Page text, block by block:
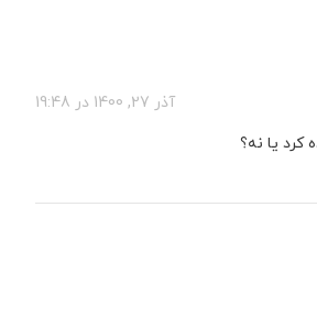
آذر 27, 1400 در 19:48
کرد یا نه؟